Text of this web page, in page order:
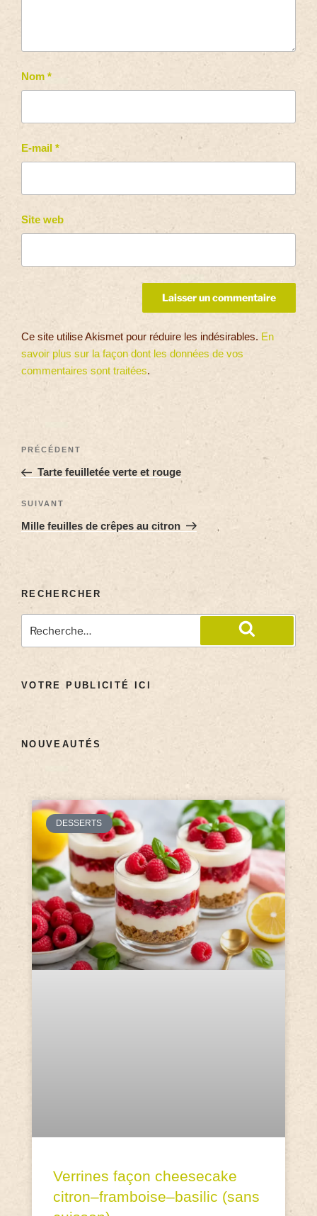
Nom *
E-mail *
Site web
Ce site utilise Akismet pour réduire les indésirables. En
savoir plus sur la façon dont les données de vos
commentaires sont traitées.
PRÉCÉDENT
Tarte feuilletée verte et rouge
SUIVANT
Mille feuilles de crêpes au citron
RECHERCHER
VOTRE PUBLICITÉ ICI
NOUVEAUTÉS
DESSERTS
Verrines façon cheesecake
citron–framboise–basilic (sans